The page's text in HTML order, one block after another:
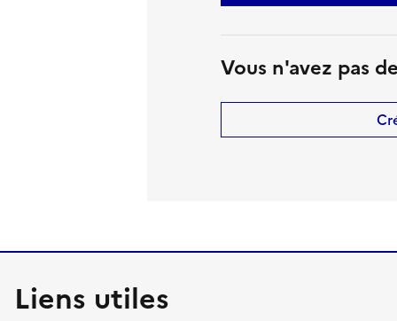
Vous n'avez pas
Liens utiles